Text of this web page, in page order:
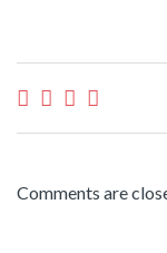
Comments are